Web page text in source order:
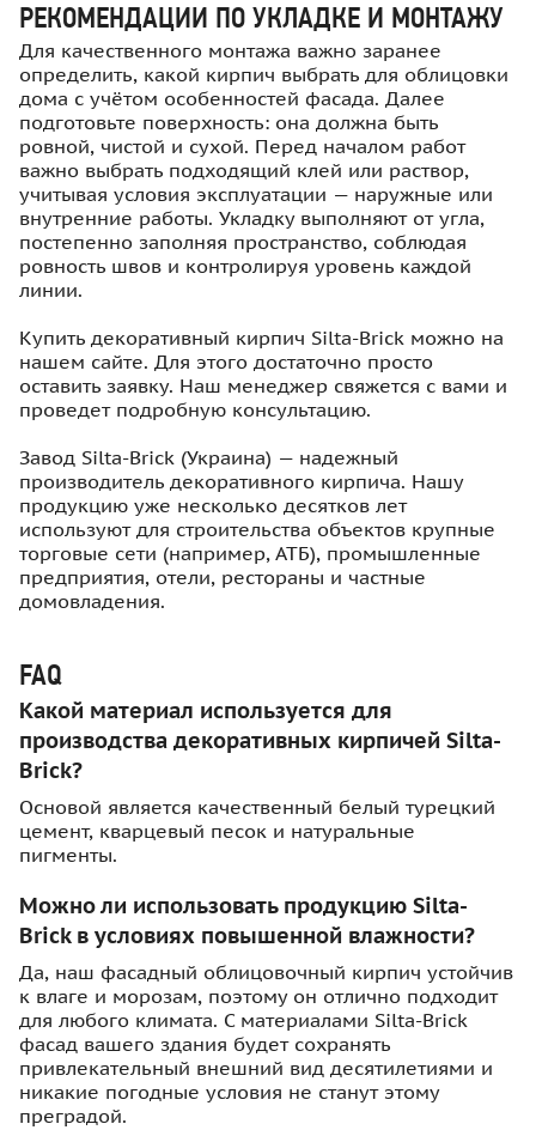
РЕКОМЕНДАЦИИ ПО УКЛАДКЕ И МОНТАЖУ
Для качественного монтажа важно заранее
определить, какой кирпич выбрать для облицовки
дома с учётом особенностей фасада. Далее
подготовьте поверхность: она должна быть
ровной, чистой и сухой. Перед началом работ
важно выбрать подходящий клей или раствор,
учитывая условия эксплуатации — наружные или
внутренние работы. Укладку выполняют от угла,
постепенно заполняя пространство, соблюдая
ровность швов и контролируя уровень каждой
линии.
Купить декоративный кирпич Silta-Brick можно на
нашем сайте. Для этого достаточно просто
оставить заявку. Наш менеджер свяжется с вами и
проведет подробную консультацию.
Завод Silta-Brick (Украина) — надежный
производитель декоративного кирпича. Нашу
продукцию уже несколько десятков лет
используют для строительства объектов крупные
торговые сети (например, АТБ), промышленные
предприятия, отели, рестораны и частные
домовладения.
FAQ
Какой материал используется для
производства декоративных кирпичей Silta-
Brick?
Основой является качественный белый турецкий
цемент, кварцевый песок и натуральные
пигменты.
Можно ли использовать продукцию Silta-
Brick в условиях повышенной влажности?
Да, наш фасадный облицовочный кирпич устойчив
к влаге и морозам, поэтому он отлично подходит
для любого климата. С материалами Silta-Brick
фасад вашего здания будет сохранять
привлекательный внешний вид десятилетиями и
никакие погодные условия не станут этому
преградой.